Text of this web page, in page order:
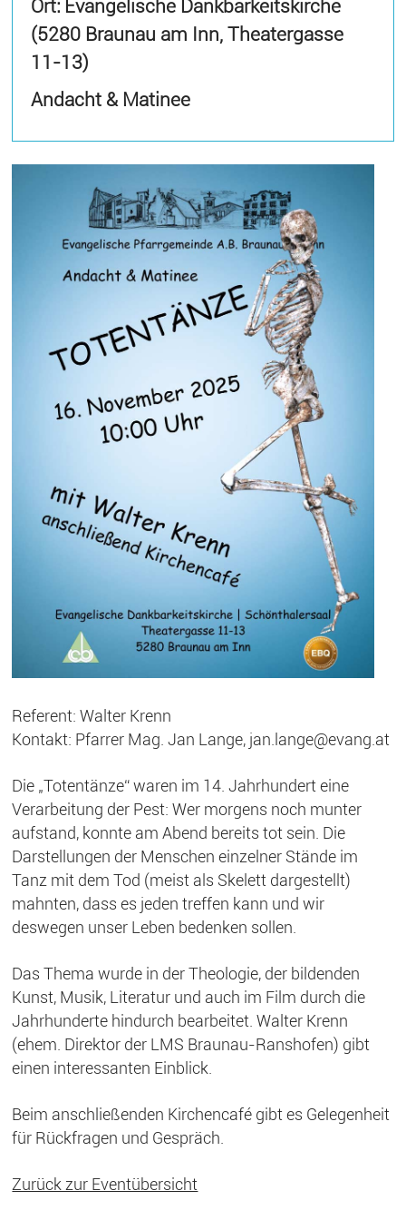
Ort: Evangelische Dankbarkeitskirche
(5280 Braunau am Inn, Theatergasse
11-13)
Andacht & Matinee
Referent: Walter Krenn
Kontakt: Pfarrer Mag. Jan Lange, jan.lange@evang.at
Die „Totentänze“ waren im 14. Jahrhundert eine
Verarbeitung der Pest: Wer morgens noch munter
aufstand, konnte am Abend bereits tot sein. Die
Darstellungen der Menschen einzelner Stände im
Tanz mit dem Tod (meist als Skelett dargestellt)
mahnten, dass es jeden treffen kann und wir
deswegen unser Leben bedenken sollen.
Das Thema wurde in der Theologie, der bildenden
Kunst, Musik, Literatur und auch im Film durch die
Jahrhunderte hindurch bearbeitet. Walter Krenn
(ehem. Direktor der LMS Braunau-Ranshofen) gibt
einen interessanten Einblick.
Beim anschließenden Kirchencafé gibt es Gelegenheit
für Rückfragen und Gespräch.
Zurück zur Eventübersicht